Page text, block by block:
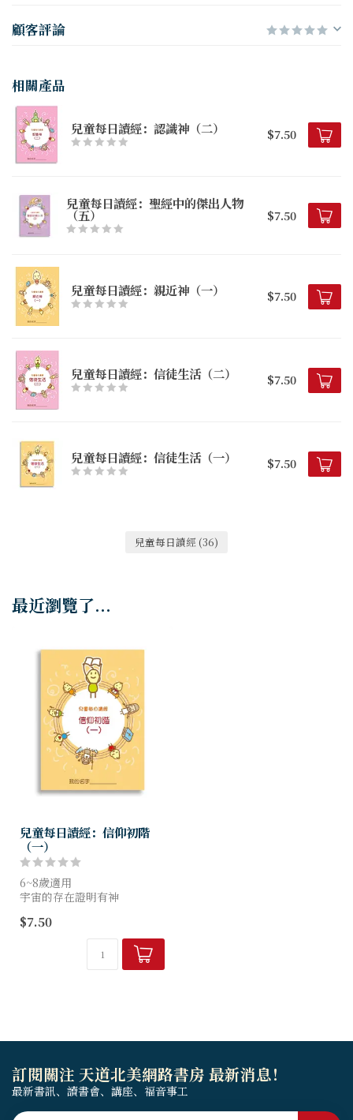
顧客評論
相關產品
兒童每日讀經：認識神（二） $7.50
兒童每日讀經：聖經中的傑出人物
（五） $7.50
兒童每日讀經：親近神（一） $7.50
兒童每日讀經：信徒生活（二） $7.50
兒童每日讀經：信徒生活（一） $7.50
兒童每日讀經 (36)
最近瀏覽了...
兒童每日讀經：信仰初階
（一）
6~8歲適用
宇宙的存在證明有神
萬物的奇妙證明有神
人體的奇妙證明有神
人的本性證明有神
$7.50
訂閱關注 天道北美網路書房 最新消息！
最新書訊、讀書會、講座、福音事工